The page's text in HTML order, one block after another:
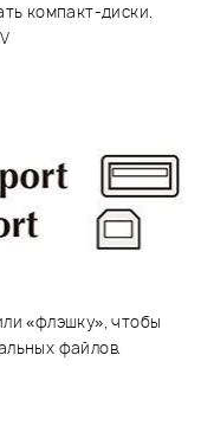
компакт-диски.
«флэшку», чтобы
файлов.